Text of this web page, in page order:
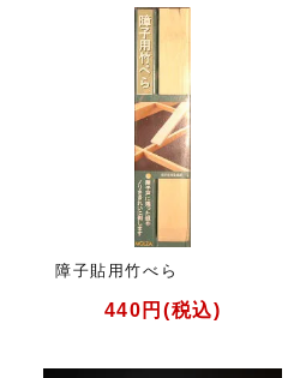
障子貼用竹べら
440円(税込)